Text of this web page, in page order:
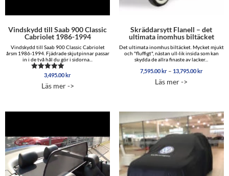
Vindskydd till Saab 900 Classic
Cabriolet 1986-1994
Vindskydd till Saab 900 Classic Cabriolet
årsm 1986-1994. Fjädrade skjutpinnar passar
in i de två hål du gör i sidorna...
Betygsatt
av 5
3,495.00 kr
Läs mer ->
Skräddarsytt Flanell – det
ultimata inomhus biltäcket
Det ultimata inomhus biltäcket. Mycket mjukt
och "fluffigt", nästan ull-lik insida som kan
skydda de allra finaste av lacker...
7,595.00 kr – 13,795.00 kr
Läs mer ->